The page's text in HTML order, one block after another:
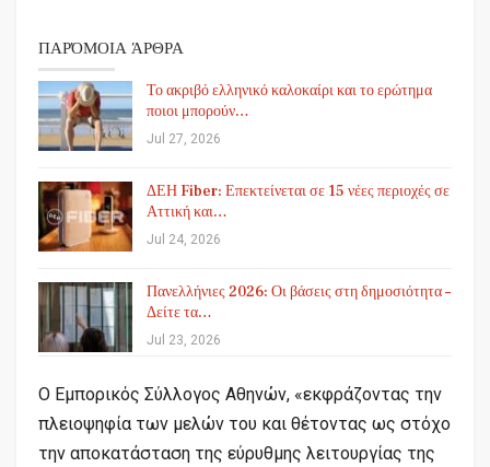
ΠΑΡΌΜΟΙΑ ΆΡΘΡΑ
Το ακριβό ελληνικό καλοκαίρι και το ερώτημα
ποιοι μπορούν…
Jul 27, 2026
ΔΕΗ Fiber: Επεκτείνεται σε 15 νέες περιοχές σε
Αττική και…
Jul 24, 2026
Πανελλήνιες 2026: Οι βάσεις στη δημοσιότητα –
Δείτε τα…
Jul 23, 2026
Ο Εμπορικός Σύλλογος Αθηνών, «εκφράζοντας την
πλειοψηφία των μελών του και θέτοντας ως στόχο
την αποκατάσταση της εύρυθμης λειτουργίας της